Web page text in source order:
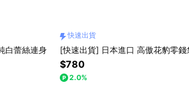
白蕾絲連身
快速出貨
[快速出貨] 日本進口 高傲花豹零錢
$780
2.0%